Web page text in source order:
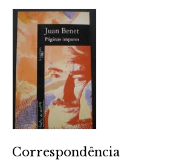
Correspondência